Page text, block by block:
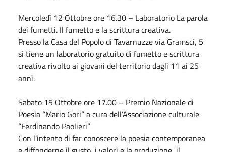
Mercoledì 12 Ottobreore 16.30 – Laboratorio La parola
dei fumetti. Il fumetto e la scrittura creativa.
Presso la Casa del Popolo di Tavarnuzze via Gramsci, 5
si tiene un laboratorio gratuito di fumetto e scrittura
creativa rivolto ai giovani del territorio dagli 11 ai 25
anni.
Sabato 15 Ottobreore 17.00 – Premio Nazionale di
Poesia “Mario Gori” a cura dell’Associazione culturale
“Ferdinando Paolieri”
Con l’intento di far conoscere la poesia contemporanea